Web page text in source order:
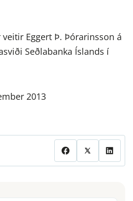
Eggert Þ. Þórarinsson á
Seðlabanka Íslands í
2013